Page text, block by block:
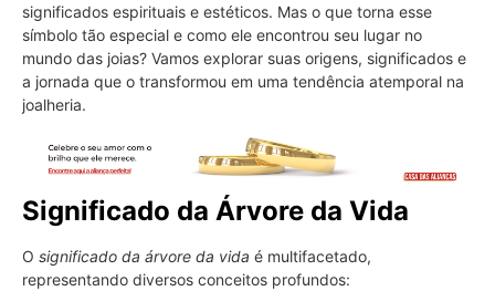
significados espirituais e estéticos. Mas o que torna esse
símbolo tão especial e como ele encontrou seu lugar no
mundo das joias? Vamos explorar suas origens, significados e
a jornada que o transformou em uma tendência atemporal na
joalheria.
Significado da Árvore da Vida
O significado da árvore da vida é multifacetado,
representando diversos conceitos profundos: